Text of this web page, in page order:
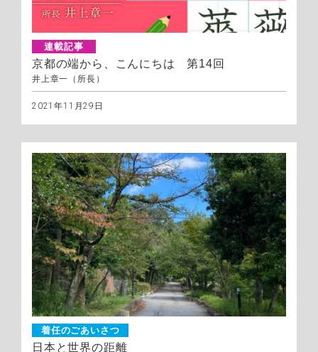
連載記事
京都の端から、こんにちは 第14回
井上章一（所長）
2021年11月29日
着任のごあいさつ
日本と世界の距離